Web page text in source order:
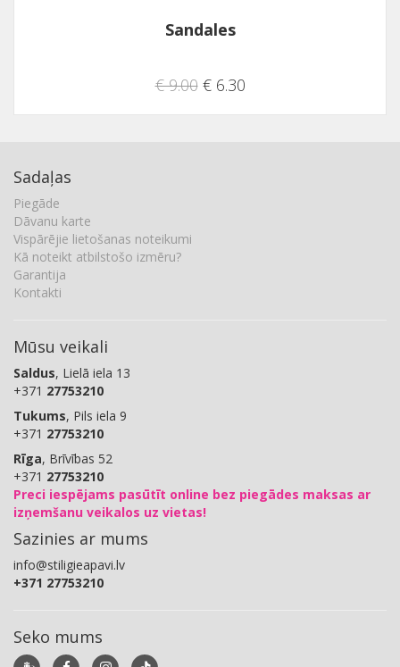
Sandales
€ 9.00€ 6.30
Sadaļas
Piegāde
Dāvanu karte
Vispārējie lietošanas noteikumi
Kā noteikt atbilstošo izmēru?
Garantija
Kontakti
Mūsu veikali
Saldus, Lielā iela 13
+371 27753210
Tukums, Pils iela 9
+371 27753210
Rīga, Brīvības 52
+371 27753210
Preci iespējams pasūtīt online bez piegādes maksas ar
izņemšanu veikalos uz vietas!
Sazinies ar mums
info@stiligieapavi.lv
+371 27753210
Seko mums